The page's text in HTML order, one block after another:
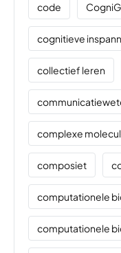
code
cognitieve
collectief leren
complexe
composiet
computationele
computationele